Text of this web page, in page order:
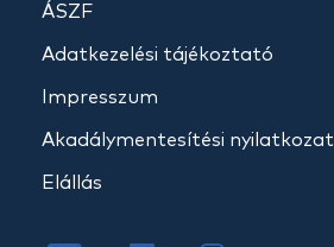
ÁSZF
Adatkezelési tájékoztató
Impresszum
Akadálymentesítési nyilatkozat
Elállás